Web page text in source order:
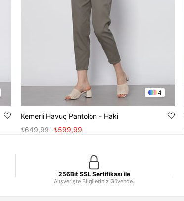
4
Kemerli Havuç Pantolon - Haki
₺599,99
₺649,99
256Bit SSL Sertifikası ile
Alışverişte Bilgileriniz Güvende.